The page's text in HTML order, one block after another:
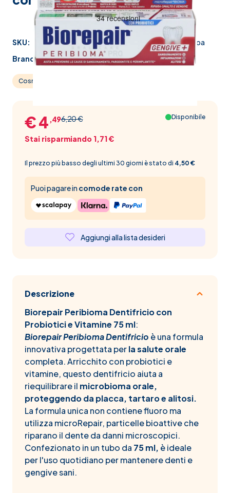
SKU: 977366208 Produttore: coswell spa
Brand: biorepair
Cosmesi
6,20 €
€ 4 ,49
Stai risparmiando 1,71 €
Disponibile
Il prezzo più basso degli ultimi 30 giorni è stato di 4,50 €
Puoi pagare incomode rate con
Aggiungi alla lista desideri
Descrizione
Biorepair Peribioma Dentifricio con
Probiotici e Vitamine 75 ml:
Biorepair Peribioma Dentifricio è una formula
innovativa progettata perla salute orale
completa. Arricchito con probiotici e
vitamine, questo dentifricio aiuta a
riequilibrare il microbioma orale,
proteggendo da placca, tartaro e alitosi.
La formula unica non contiene fluoro ma
utilizza microRepair, particelle bioattive che
riparano il dente da danni microscopici.
Confezionato in un tubo da 75 ml, è ideale
per l'uso quotidiano per mantenere denti e
gengive sani.